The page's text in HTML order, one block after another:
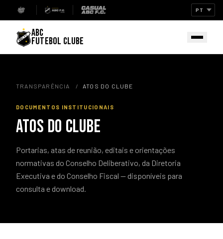
ABC
FUTEBOL CLUBE
TRANSPARÊNCIA / ATOS DO CLUBE
DOCUMENTOS INSTITUCIONAIS
ATOS DO CLUBE
Portarias, atas de reunião, editais e orientações
normativas do Conselho Deliberativo, da Diretoria
Executiva e do Conselho Fiscal — disponíveis para
consulta e download.